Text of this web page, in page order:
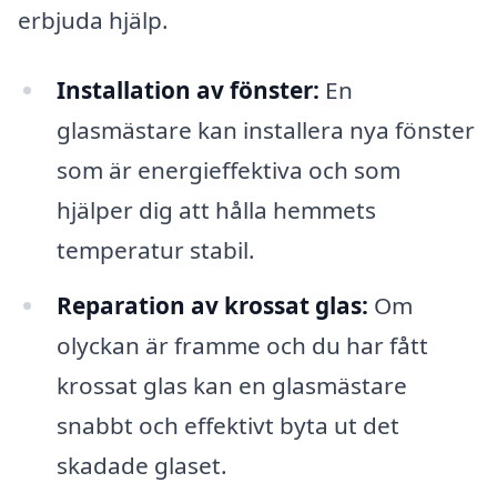
erbjuda hjälp.
Installation av fönster: En
glasmästare kan installera nya fönster
som är energieffektiva och som
hjälper dig att hålla hemmets
temperatur stabil.
Reparation av krossat glas: Om
olyckan är framme och du har fått
krossat glas kan en glasmästare
snabbt och effektivt byta ut det
skadade glaset.